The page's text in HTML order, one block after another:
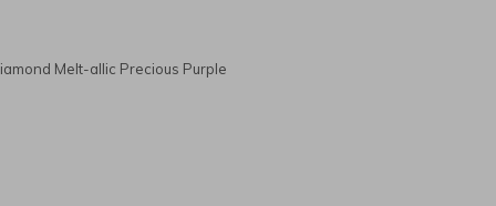
Melt-allic Precious Purple